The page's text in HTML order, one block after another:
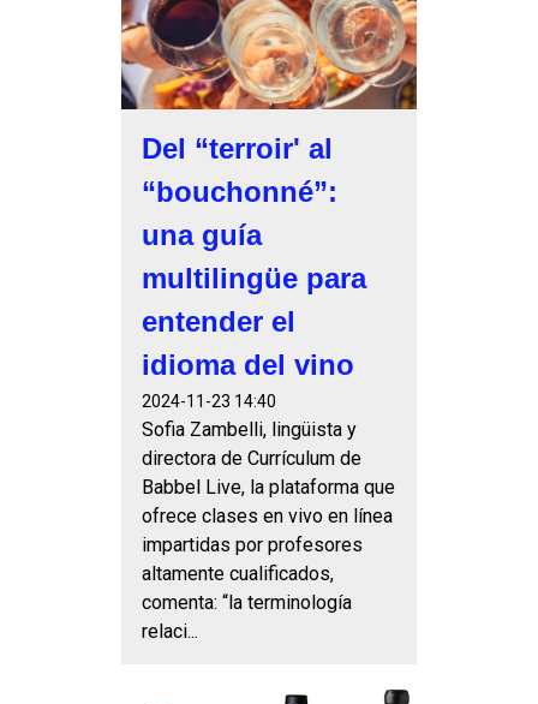
Del “terroir' al
“bouchonné”:
una guía
multilingüe para
entender el
idioma del vino
2024-11-23 14:40
Sofia Zambelli, lingüista y
directora de Currículum de
Babbel Live, la plataforma que
ofrece clases en vivo en línea
impartidas por profesores
altamente cualificados,
comenta: “la terminología
relaci...